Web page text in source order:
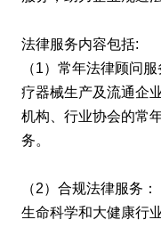
法律服务内容包括:
（1）常年法律顾问
疗器械⽣产及流通企
机构、⾏业协会的常
务。
（2）合规法律服务：
⽣命科学和⼤健康⾏